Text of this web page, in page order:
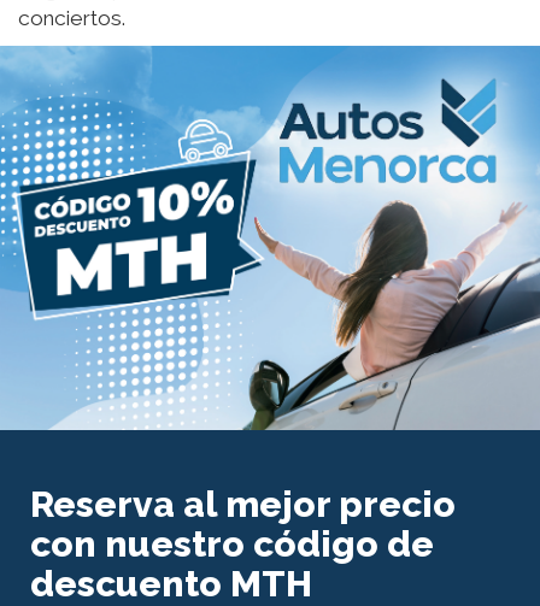
conciertos.
Reserva al mejor precio
con nuestro código de
descuento MTH